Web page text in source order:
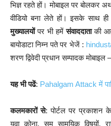
भिज्ञ रहते हों। मोबाइल पर बोलकर
वीडियो बना लेते हों। इसके साथ
मुख्यालयोंपर भी हमेंसंवाददाताकी
बायोडाटा निम्न पते पर भेजें :
शरण द्विवेदी प्रधान सम्पादक
यह भी पढें: Pahalgam Attack में
कलमकारों से: पोर्टल पर प्रकाशन
युवा कोना, सम सामयिक विषयों,